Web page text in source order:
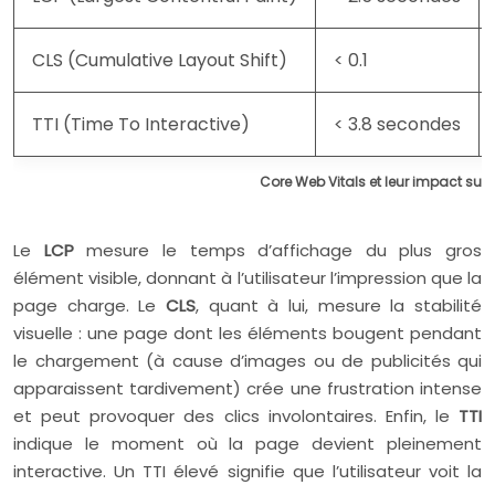
Core Web Vitals et leur impact sur
CLS (Cumulative Layout Shift) < 0.1
TTI (Time To Interactive) < 3.8 secondes
Le LCPmesure le temps d’affichage du plus gros
élément visible, donnant à l’utilisateur l’impression que la
page charge. Le CLS, quant à lui, mesure la stabilité
visuelle : une page dont les éléments bougent pendant
le chargement (à cause d’images ou de publicités qui
apparaissent tardivement) crée une frustration intense
et peut provoquer des clics involontaires. Enfin, le TTI
indique le moment où la page devient pleinement
interactive. Un TTI élevé signifie que l’utilisateur voit la